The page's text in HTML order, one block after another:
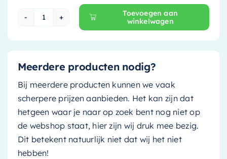
Mondiaz EASY Nis - 44.5x29.5cm - solid
Toevoegen aan
winkelwagen
Meerdere producten nodig?
Bij meerdere producten kunnen we vaak
scherpere prijzen aanbieden. Het kan zijn dat
hetgeen waar je naar op zoek bent nog niet op
de webshop staat, hier zijn wij druk mee bezig.
Dit betekent natuurlijk niet dat wij het niet
hebben!